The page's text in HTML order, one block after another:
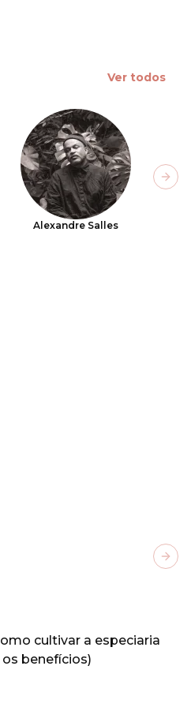
Ver todos
Alexandre Salles
cultivar a especiaria
benefícios)